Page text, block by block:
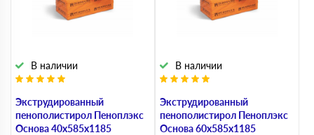
Экструдированный
пенополистирол Пеноплэкс
Основа 40х585х1185
В наличии
Экструдированный
пенополистирол Пеноплэкс
Основа 60х585х1185
В наличии